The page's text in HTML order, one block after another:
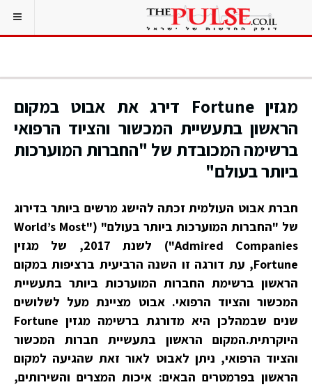
מגזין Fortune דירג את אבוט במקום
הראשון בתעשיית המכשור והציוד הרפואי
ברשימה המכובדת של "החברות המוערכות
ביותר בעולם"
חברת אבוט העולמית זכתה להישג מרשים ביותר בדירוג
של "החברות המוערכות ביותר בעולם" ("World’s Most
Admired Companies") לשנת 2017, של מגזין
Fortune, עת דורגה זו השנה הרביעית ברציפות במקום
הראשון ברשימת החברות המוערכות ביותר בתעשיית
המכשור והציוד הרפואי. אבוט מציינת מעל לשלושים
שנים שבמהלכן היא מדורגת ברשימה מגזין Fortune
היוקרתית.המקום הראשון בתעשיית חברות המכשור
והציוד הרפואי, ניתן לאבוט לאור זאת שהגיעה למקום
הראשון בפרמטרים הבאים: איכות המצרים והשירותים,